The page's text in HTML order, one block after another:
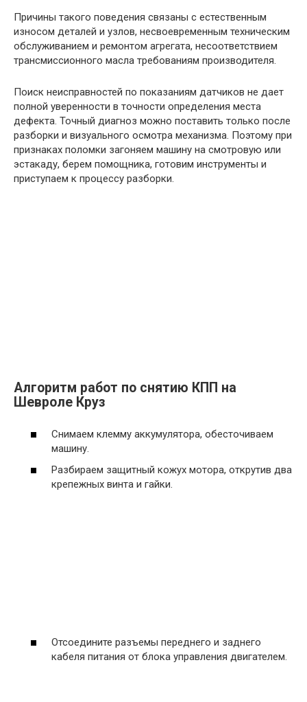
Причины такого поведения связаны с естественным
износом деталей и узлов, несвоевременным техническим
обслуживанием и ремонтом агрегата, несоответствием
трансмиссионного масла требованиям производителя.
Поиск неисправностей по показаниям датчиков не дает
полной уверенности в точности определения места
дефекта. Точный диагноз можно поставить только после
разборки и визуального осмотра механизма. Поэтому при
признаках поломки загоняем машину на смотровую или
эстакаду, берем помощника, готовим инструменты и
приступаем к процессу разборки.
Алгоритм работ по снятию КПП на
Шевроле Круз
Снимаем клемму аккумулятора, обесточиваем
машину.
Разбираем защитный кожух мотора, открутив два
крепежных винта и гайки.
Отсоедините разъемы переднего и заднего
кабеля питания от блока управления двигателем.